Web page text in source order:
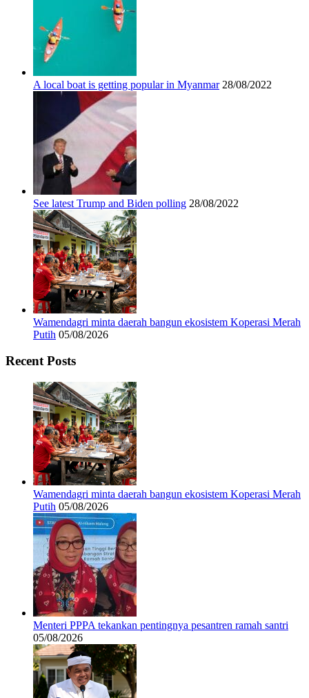
A local boat is getting popular in Myanmar 28/08/2022
See latest Trump and Biden polling 28/08/2022
Wamendagri minta daerah bangun ekosistem Koperasi Merah
Putih 05/08/2026
Recent Posts
Wamendagri minta daerah bangun ekosistem Koperasi Merah
Putih 05/08/2026
Menteri PPPA tekankan pentingnya pesantren ramah santri
05/08/2026